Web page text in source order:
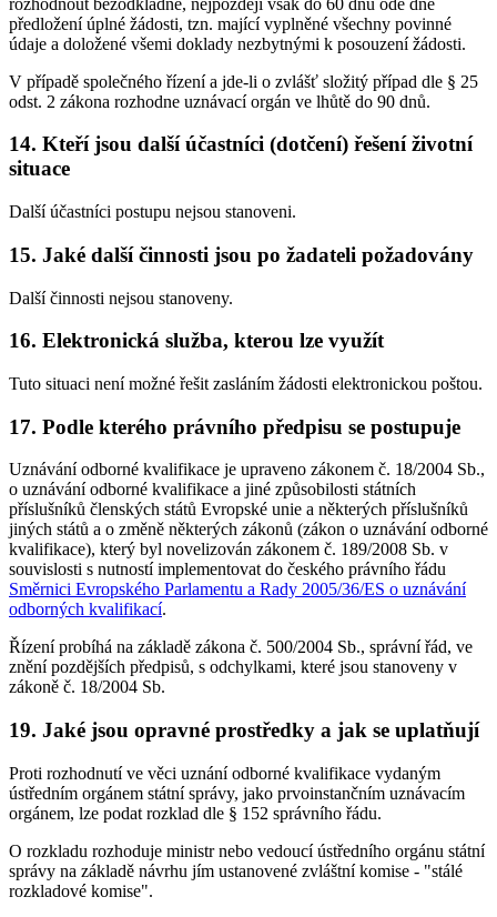
předložení úplné žádosti, tzn. mající vyplněné všechny povinné
údaje a doložené všemi doklady nezbytnými k posouzení žádosti.
V případě společného řízení a jde-li o zvlášť složitý případ dle § 25
odst. 2 zákona rozhodne uznávací orgán ve lhůtě do 90 dnů.
14. Kteří jsou další účastníci (dotčení) řešení životní
situace
Další účastníci postupu nejsou stanoveni.
15. Jaké další činnosti jsou po žadateli požadovány
Další činnosti nejsou stanoveny.
16. Elektronická služba, kterou lze využít
Tuto situaci není možné řešit zasláním žádosti elektronickou poštou.
17. Podle kterého právního předpisu se postupuje
Uznávání odborné kvalifikace je upraveno zákonem č. 18/2004 Sb.,
o uznávání odborné kvalifikace a jiné způsobilosti státních
příslušníků členských států Evropské unie a některých příslušníků
jiných států a o změně některých zákonů (zákon o uznávání odborné
kvalifikace), který byl novelizován zákonem č. 189/2008 Sb. v
souvislosti s nutností implementovat do českého právního řádu
Směrnici Evropského Parlamentu a Rady 2005/36/ES o uznávání
odborných kvalifikací.
Řízení probíhá na základě zákona č. 500/2004 Sb., správní řád, ve
znění pozdějších předpisů, s odchylkami, které jsou stanoveny v
zákoně č. 18/2004 Sb.
19. Jaké jsou opravné prostředky a jak se uplatňují
Proti rozhodnutí ve věci uznání odborné kvalifikace vydaným
ústředním orgánem státní správy, jako prvoinstančním uznávacím
orgánem, lze podat rozklad dle § 152 správního řádu.
O rozkladu rozhoduje ministr nebo vedoucí ústředního orgánu státní
správy na základě návrhu jím ustanovené zvláštní komise - "stálé
rozkladové komise".